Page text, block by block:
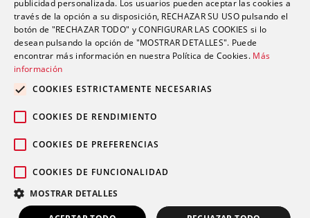
Promociones
Blog
Contacto
© 2026 Grupo Ribera |
Política de cookies
publicidad personalizada. Los usuarios pueden aceptar las cookies a
través de la opción a su disposición, RECHAZAR SU USO pulsando el
botón de "RECHAZAR TODO" y CONFIGURAR LAS COOKIES si lo
desean pulsando la opción de "MOSTRAR DETALLES". Puede
encontrar más información en nuestra Política de Cookies. Más
información
COOKIES ESTRICTAMENTE NECESARIAS
COOKIES DE RENDIMIENTO
COOKIES DE PREFERENCIAS
COOKIES DE FUNCIONALIDAD
MOSTRAR DETALLES